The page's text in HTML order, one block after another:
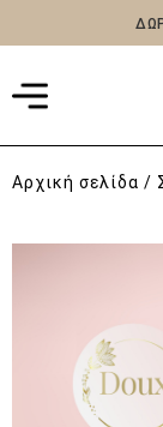
Αρχική σελίδα /